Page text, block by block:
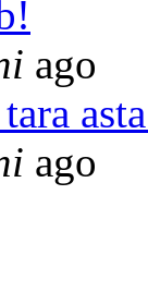
ago
ago